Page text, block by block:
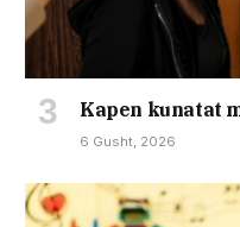
Kapen kunatat
6 Gusht, 2026